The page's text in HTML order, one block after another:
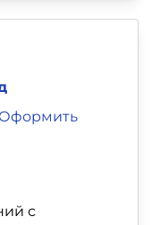
Оформить
с